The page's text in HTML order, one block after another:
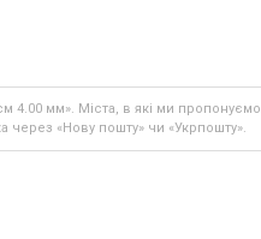
4.00 мм». Міста, в які ми пропонуємо
через «Нову пошту» чи «Укрпошту».